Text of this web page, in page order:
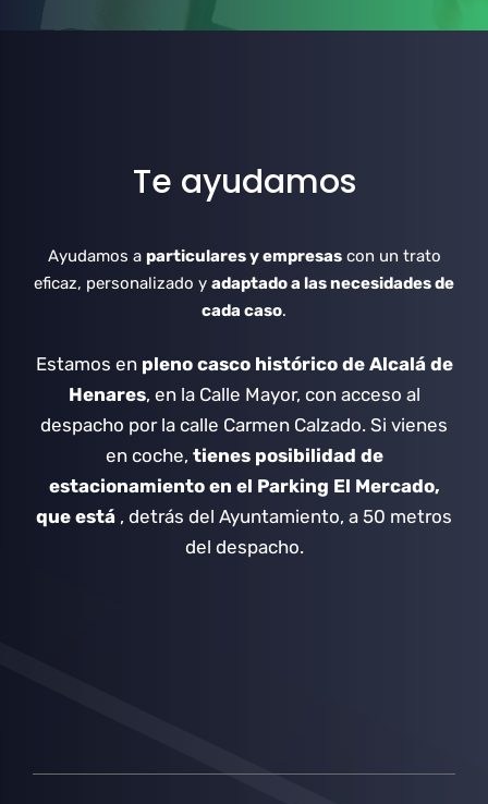
Te ayudamos
Ayudamos a particulares y empresascon un trato
eficaz, personalizado y adaptado a las necesidades de
cada caso.
Estamos en pleno casco histórico de Alcalá de
Henares, en la Calle Mayor, con acceso al
despacho por la calle Carmen Calzado. Si vienes
en coche, tienes posibilidad de
estacionamiento en el Parking El Mercado,
que está , detrás del Ayuntamiento, a 50 metros
del despacho.